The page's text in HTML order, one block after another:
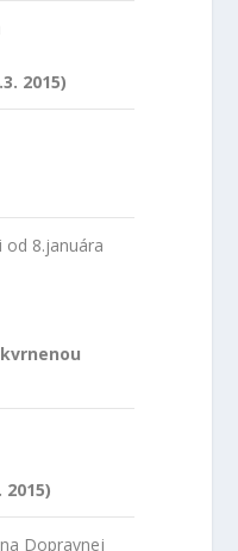
2015)
od 8.januára
Dopravnej